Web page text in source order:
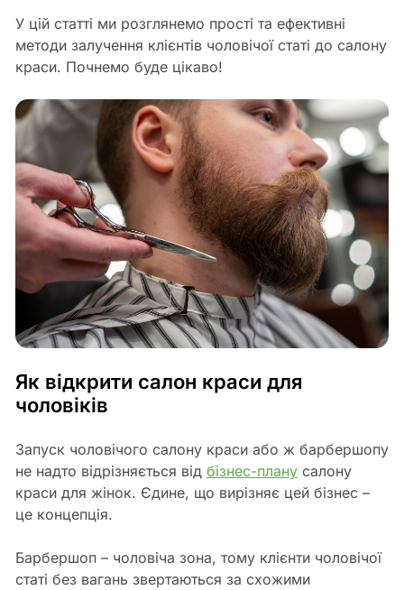
У цій статті ми розглянемо прості та ефективні
методи залучення клієнтів чоловічої статі до салону
краси. Почнемо буде цікаво!
Як відкрити салон краси для
чоловіків
Запуск чоловічого салону краси або ж барбершопу
не надто відрізняється від бізнес-планусалону
краси для жінок. Єдине, що вирізняє цей бізнес –
це концепція.
Барбершоп – чоловіча зона, тому клієнти чоловічої
статі без вагань звертаються за схожими